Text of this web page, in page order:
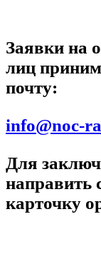
Заявки на
лиц
почту:
info@noc-
Для
направить
карточку